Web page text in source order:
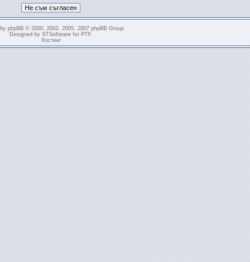
phpBB© 2000, 2002, 2005, 2007 phpBB Group.
Designed by STSoftwarefor PTF.
Хостинг